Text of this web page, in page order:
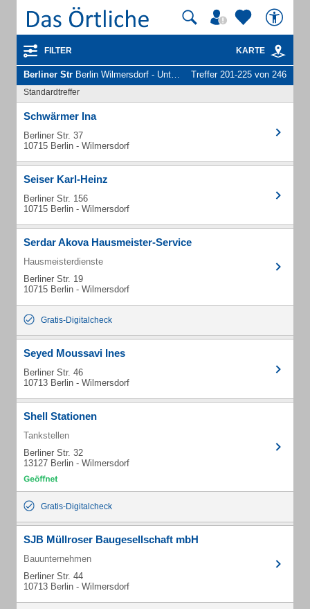
FILTER KARTE
Berliner Str Berlin Wilmersdorf - Unternehmen und Personen Treffer 201-225 von 246
Standardtreffer
Schwärmer Ina
Berliner Str. 37
10715 Berlin - Wilmersdorf
Seiser Karl-Heinz
Berliner Str. 156
10715 Berlin - Wilmersdorf
Serdar Akova Hausmeister-Service
Hausmeisterdienste
Berliner Str. 19
10715 Berlin - Wilmersdorf
Gratis-Digitalcheck
Seyed Moussavi Ines
Berliner Str. 46
10713 Berlin - Wilmersdorf
Shell Stationen
Tankstellen
Berliner Str. 32
13127 Berlin - Wilmersdorf
Gratis-Digitalcheck
SJB Müllroser Baugesellschaft mbH
Bauunternehmen
Berliner Str. 44
10713 Berlin - Wilmersdorf